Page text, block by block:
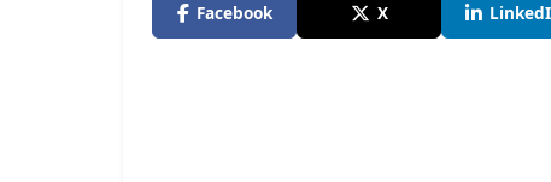
Facebook X